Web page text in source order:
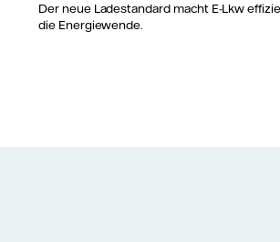
Der neue Ladestandard macht E-Lkw
die Energiewende.